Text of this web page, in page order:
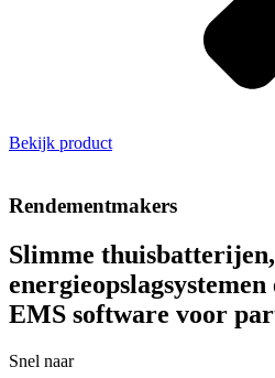
Bekijk product
Rendementmakers
Slimme thuisbatterijen,
EMS software voor
Snel naar